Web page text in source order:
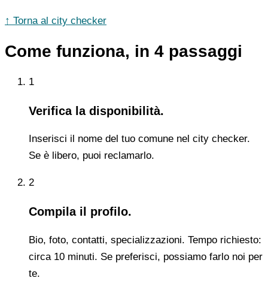
↑ Torna al city checker
Come funziona, in 4 passaggi
1
Verifica la disponibilità.
Inserisci il nome del tuo comune nel city checker.
Se è libero, puoi reclamarlo.
2
Compila il profilo.
Bio, foto, contatti, specializzazioni. Tempo richiesto:
circa 10 minuti. Se preferisci, possiamo farlo noi per
te.